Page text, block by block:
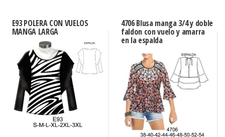
E93 POLERA CON VUELOS
MANGA LARGA
4706 Blusa manga 3/4 y doble
faldon con vuelo y amarra
en la espalda